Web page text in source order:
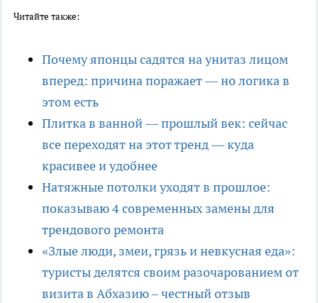
Читайте также:
Почему японцы садятся на унитаз лицом
вперед: причина поражает — но логика в
этом есть
Плитка в ванной — прошлый век: сейчас
все переходят на этот тренд — куда
красивее и удобнее
Натяжные потолки уходят в прошлое:
показываю 4 современных замены для
трендового ремонта
«Злые люди, змеи, грязь и невкусная еда»:
туристы делятся своим разочарованием от
визита в Абхазию – честный отзыв